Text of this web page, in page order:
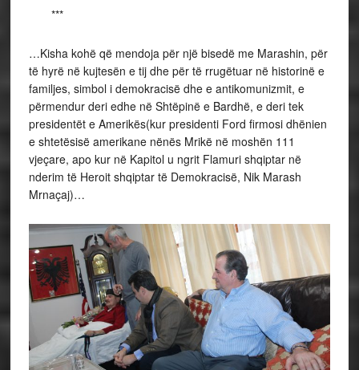
***
…Kisha kohë që mendoja për një bisedë me Marashin, për
të hyrë në kujtesën e tij dhe për të rrugëtuar në historinë e
familjes, simbol i demokracisë dhe e antikomunizmit, e
përmendur deri edhe në Shtëpinë e Bardhë, e deri tek
presidentët e Amerikës(kur presidenti Ford firmosi dhënien
e shtetësisë amerikane nënës Mrikë në moshën 111
vjeçare, apo kur në Kapitol u ngrit Flamuri shqiptar në
nderim të Heroit shqiptar të Demokracisë, Nik Marash
Mrnaçaj)…